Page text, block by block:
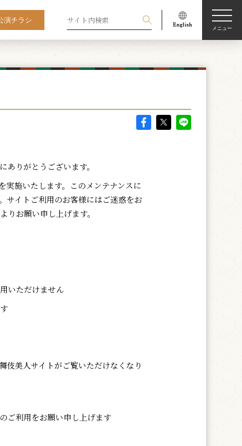
演チラシ
メニュー
りがとうございます。
実施いたします。このメンテナンスに
サイトご利用のお客様にはご迷惑をお
お願い申し上げます。
いただけません
伎美人サイトがご覧いただけなくなり
ご利用をお願い申し上げます